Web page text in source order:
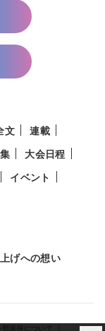
文
連載
大会日程
イベント
げへの想い